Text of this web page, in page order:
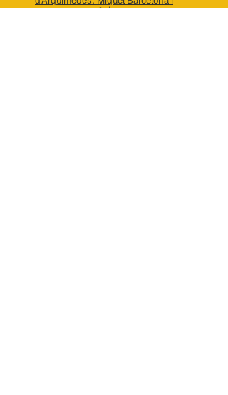
Josep M. Miró,febrer 2025.